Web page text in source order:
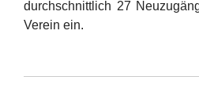
durchschnittlich 27
Verein ein.